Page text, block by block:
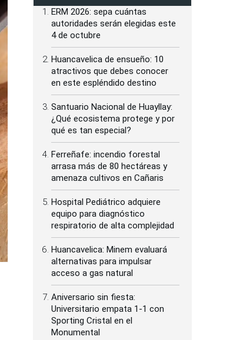
ERM 2026: sepa cuántas
autoridades serán elegidas este
4 de octubre
Huancavelica de ensueño: 10
atractivos que debes conocer
en este espléndido destino
Santuario Nacional de Huayllay:
¿Qué ecosistema protege y por
qué es tan especial?
Ferreñafe: incendio forestal
arrasa más de 80 hectáreas y
amenaza cultivos en Cañaris
Hospital Pediátrico adquiere
equipo para diagnóstico
respiratorio de alta complejidad
Huancavelica: Minem evaluará
alternativas para impulsar
acceso a gas natural
Aniversario sin fiesta:
Universitario empata 1-1 con
Sporting Cristal en el
Monumental